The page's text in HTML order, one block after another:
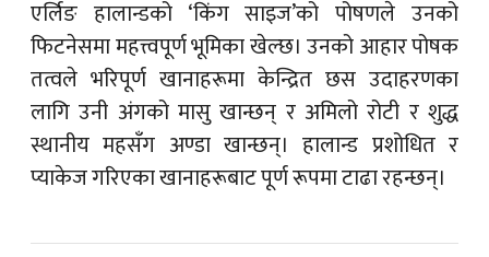
एर्लिङ हालान्डको ‘किंग साइज’को पोषणले उनको
फिटनेसमा महत्त्वपूर्ण भूमिका खेल्छ। उनको आहार पोषक
तत्वले भरिपूर्ण खानाहरूमा केन्द्रित छस उदाहरणका
लागि उनी अंगको मासु खान्छन् र अमिलो रोटी र शुद्ध
स्थानीय महसँग अण्डा खान्छन्। हालान्ड प्रशोधित र
प्याकेज गरिएका खानाहरूबाट पूर्ण रूपमा टाढा रहन्छन्।